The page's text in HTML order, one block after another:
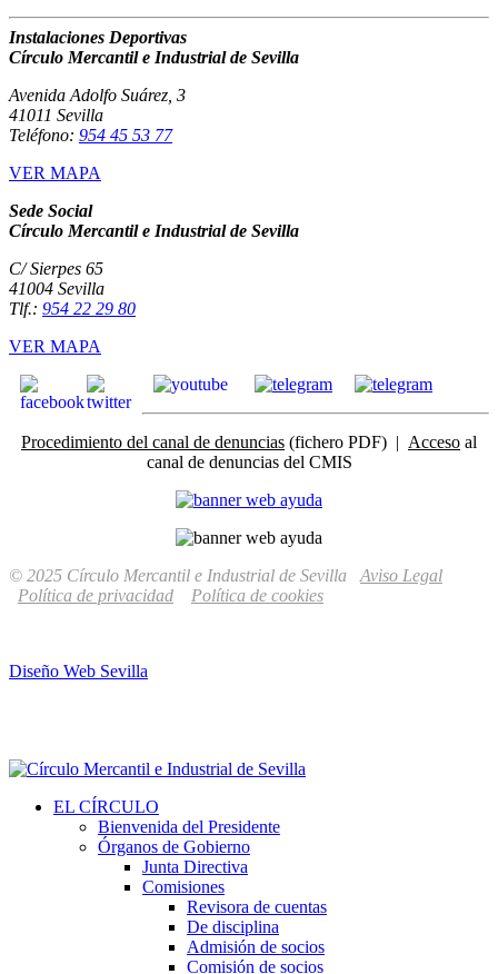
Instalaciones Deportivas
Círculo Mercantil e Industrial de Sevilla
Avenida Adolfo Suárez, 3
41011 Sevilla
Teléfono: 954 45 53 77
VER MAPA
Sede Social
Círculo Mercantil e Industrial de Sevilla
C/ Sierpes 65
41004 Sevilla
Tlf.: 954 22 29 80
VER MAPA
Procedimiento del canal de denuncias (fichero PDF) | Acceso al
canal de denuncias del CMIS
© 2025 Círculo Mercantil e Industrial de Sevilla Aviso Legal
Política de privacidad
Política de cookies
Diseño Web Sevilla
EL CÍRCULO
Bienvenida del Presidente
Órganos de Gobierno
Junta Directiva
Comisiones
Revisora de cuentas
De disciplina
Admisión de socios
Comisión de socios